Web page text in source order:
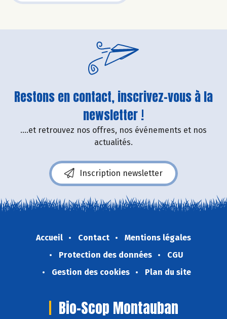
Restons en contact, inscrivez-vous à la
newsletter !
....et retrouvez nos offres, nos événements et nos
actualités.
Inscription newsletter
Accueil Contact
Mentions légales
Protection des données
CGU
Gestion des cookies
Plan du site
Bio-Scop Montauban